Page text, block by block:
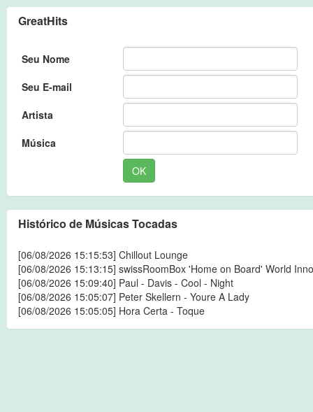
GreatHits
Seu Nome
Seu E-mail
Artista
Música
OK
Histórico de Músicas Tocadas
[06/08/2026 15:15:53] Chillout Lounge
[06/08/2026 15:13:15] swissRoomBox 'Home on Board' World
[06/08/2026 15:09:40] Paul - Davis - Cool - Night
[06/08/2026 15:05:07] Peter Skellern - Youre A Lady
[06/08/2026 15:05:05] Hora Certa - Toque